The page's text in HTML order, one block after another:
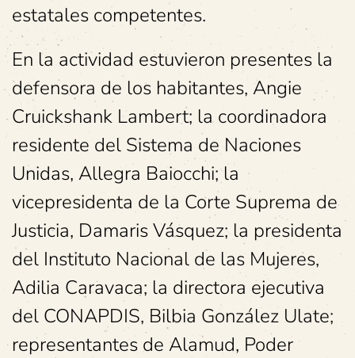
estatales competentes.
En la actividad estuvieron presentes la
defensora de los habitantes, Angie
Cruickshank Lambert; la coordinadora
residente del Sistema de Naciones
Unidas, Allegra Baiocchi; la
vicepresidenta de la Corte Suprema de
Justicia, Damaris Vásquez; la presidenta
del Instituto Nacional de las Mujeres,
Adilia Caravaca; la directora ejecutiva
del CONAPDIS, Bilbia González Ulate;
representantes de Alamud, Poder